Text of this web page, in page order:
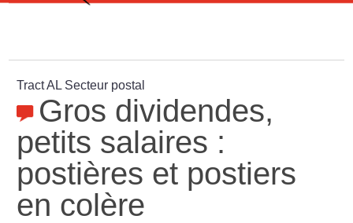
Tract AL Secteur postal
Gros dividendes,
petits salaires :
postières et postiers
en colère